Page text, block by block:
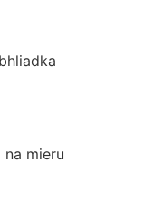
mieru